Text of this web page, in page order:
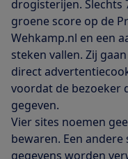
drogisterijen. Slechts
groene score op de
Wehkamp.nl en een
steken vallen. Zij
direct
voordat de bezoeker
gegeven.
Vier sites noemen
bewaren. Een
gegevens worden